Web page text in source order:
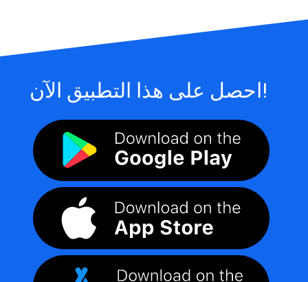
احصل على هذا التطبيق الآن!